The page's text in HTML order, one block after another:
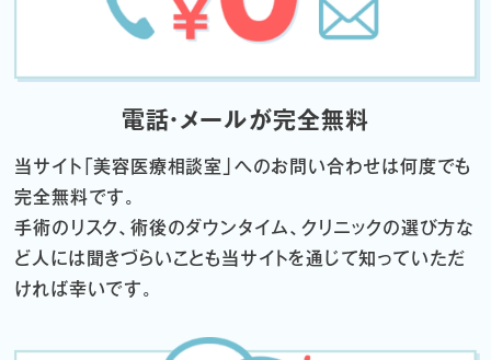
電話・メールが完全無料
当サイト「美容医療相談室」へのお問い合わせは何度でも
完全無料です。
手術のリスク、術後のダウンタイム、クリニックの選び方な
ど 人には聞きづらいことも当サイトを通じて知っていただ
ければ幸いです。